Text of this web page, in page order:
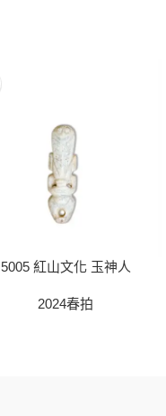
5005 紅山文化 玉神人
2024春拍